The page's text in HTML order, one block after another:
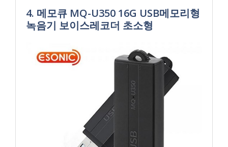
4. 메모큐 MQ-U350 16G USB메모리형
녹음기 보이스레코더 초소형